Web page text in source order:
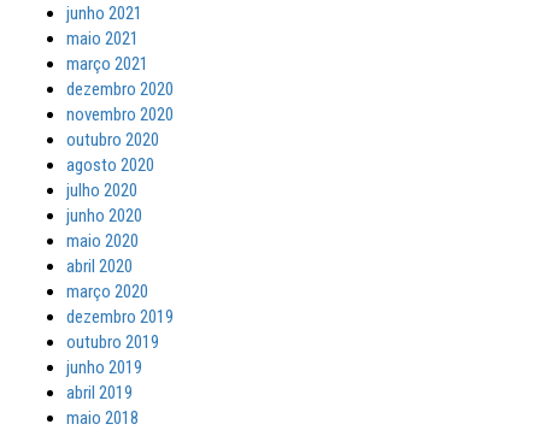
junho 2021
maio 2021
março 2021
dezembro 2020
novembro 2020
outubro 2020
agosto 2020
julho 2020
junho 2020
maio 2020
abril 2020
março 2020
dezembro 2019
outubro 2019
junho 2019
abril 2019
maio 2018